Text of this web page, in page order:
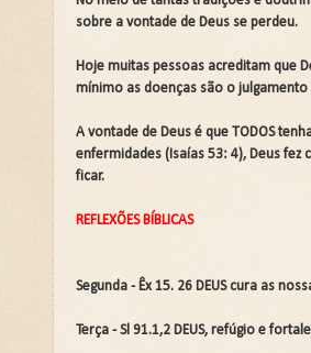
sobre a vontade de Deus se perdeu.
Hoje muitas pessoas acreditam que
mínimo as doenças são o julgamento
A vontade de Deus é que TODOS
enfermidades (Isaías 53: 4), Deus
ficar.
REFLEXÕES BÍBLICAS
Segunda - Êx 15. 26 DEUS cura as
Terça - Sl 91.1,2 DEUS, refúgio e